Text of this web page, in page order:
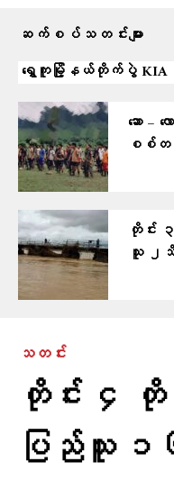
ဆက်စပ်သတင်းများ
ရွှေကူမြို့နယ်တိုက်ပွဲ KIA
ဆော
စစ်တ
တိုင်း
သူ ၂သိ
သတင်း
တိုင်း ၄ တိုင်
ပြည်သူ ၁